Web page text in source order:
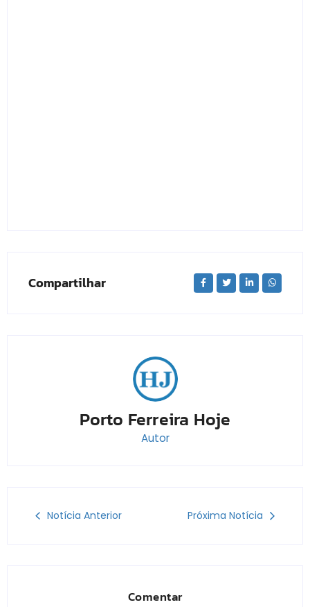
Compartilhar
Porto Ferreira Hoje
Autor
Notícia Anterior Próxima Notícia
Comentar